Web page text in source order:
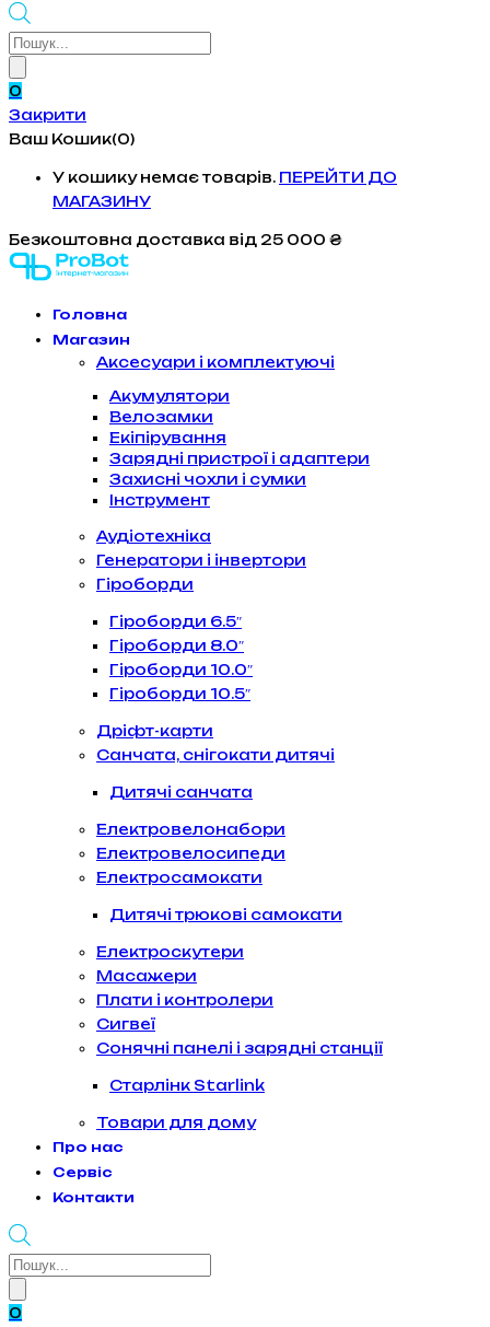
Products
0
Закрити
Ваш Кошик(0)
У кошику немає товарів. ПЕРЕЙТИ ДО
МАГАЗИНУ
Безкоштовна доставка від 25 000 ₴
Головна
Магазин
Аксесуари і комплектуючі
Акумулятори
Велозамки
Екіпірування
Зарядні пристрої і адаптери
Захисні чохли і сумки
Інструмент
Аудіотехніка
Генератори і інвертори
Гіроборди
Гіроборди 6.5″
Гіроборди 8.0″
Гіроборди 10.0″
Гіроборди 10.5″
Дріфт-карти
Санчата, снігокати дитячі
Дитячі санчата
Електровелонабори
Електровелосипеди
Електросамокати
Дитячі трюкові самокати
Електроскутери
Масажери
Плати і контролери
Сигвеї
Сонячні панелі і зарядні станції
Старлінк Starlink
Товари для дому
Про нас
Сервіс
Контакти
Products
0